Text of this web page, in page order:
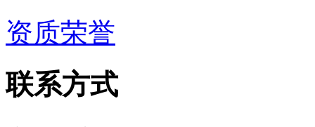
资质荣誉
联系方式